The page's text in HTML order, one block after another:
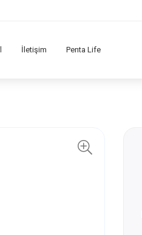
İletişim Penta Life